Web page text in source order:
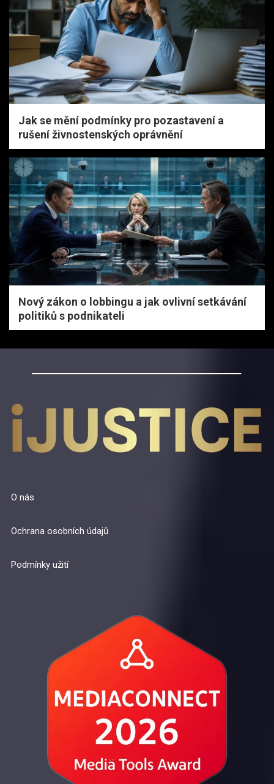
Jak se mění podmínky pro pozastavení a
rušení živnostenských oprávnění
Nový zákon o lobbingu a jak ovlivní setkávání
politiků s podnikateli
O nás
Ochrana osobních údajů
Podmínky užití